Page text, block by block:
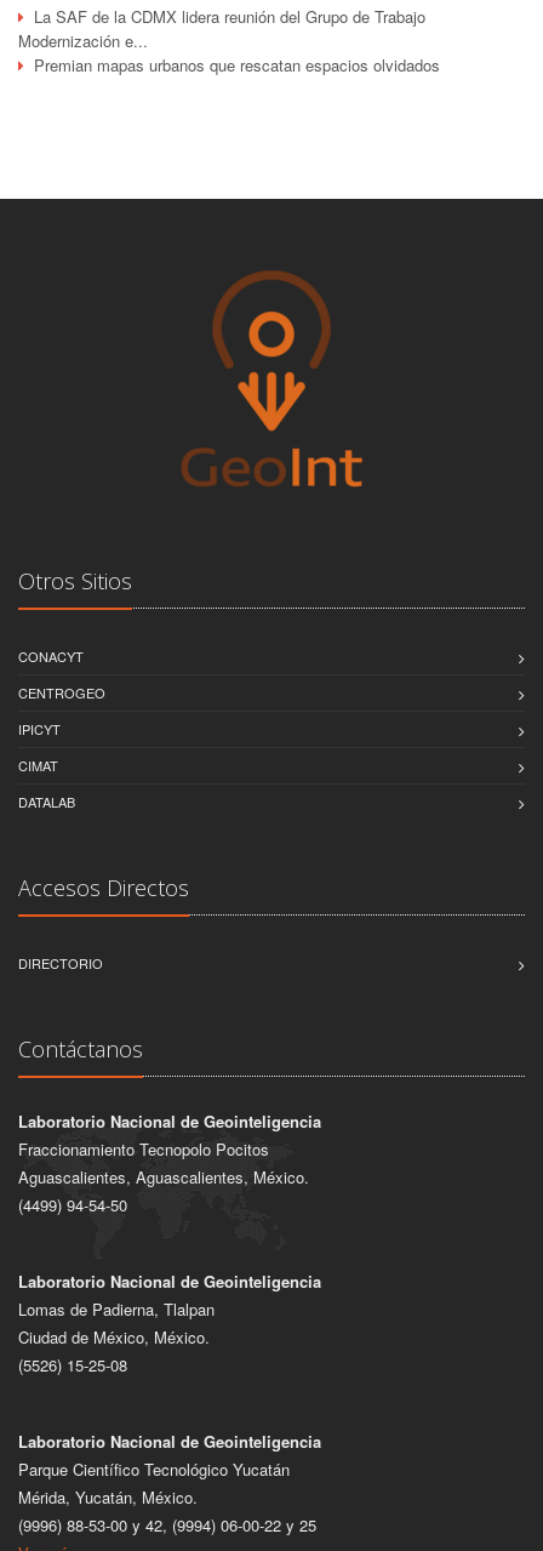
La SAF de la CDMX lidera reunión del Grupo de Trabajo
Modernización e...
Premian mapas urbanos que rescatan espacios olvidados
Otros Sitios
CONACYT
CENTROGEO
IPICYT
CIMAT
DATALAB
Accesos Directos
DIRECTORIO
Contáctanos
Laboratorio Nacional de Geointeligencia
Fraccionamiento Tecnopolo Pocitos
Aguascalientes, Aguascalientes, México.
(4499) 94-54-50
Laboratorio Nacional de Geointeligencia
Lomas de Padierna, Tlalpan
Ciudad de México, México.
(5526) 15-25-08
Laboratorio Nacional de Geointeligencia
Parque Científico Tecnológico Yucatán
Mérida, Yucatán, México.
(9996) 88-53-00 y 42, (9994) 06-00-22 y 25